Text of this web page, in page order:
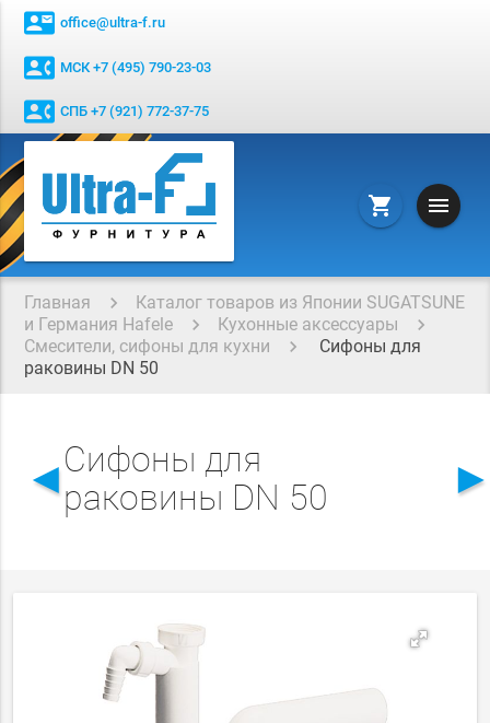
contact_mail office@ultra-f.ru
contact_phone МСК +7 (495) 790-23-03
contact_phone СПБ +7 (921) 772-37-75
shopping_cart menu
Главная
Каталог товаров из Японии SUGATSUNE
и Германия Hafele
Кухонные аксессуары
Смесители, сифоны для кухни
Сифоны для
раковины DN 50
◄Сифоны для
раковины DN 50